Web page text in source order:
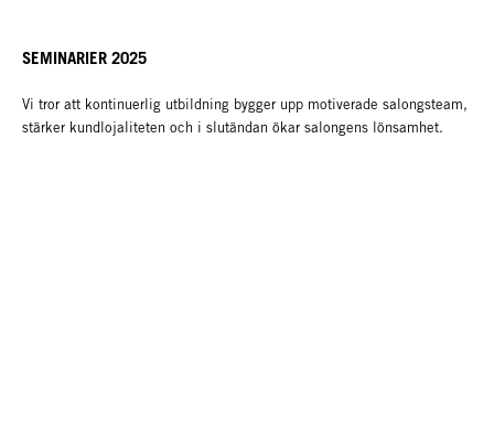
SEMINARIER 2025
Vi tror att kontinuerlig utbildning bygger upp motiverade salongsteam,
stärker kundlojaliteten och i slutändan ökar salongens lönsamhet.